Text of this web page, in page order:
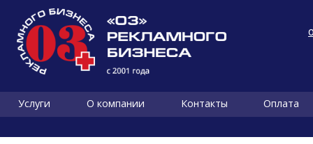
Услуги О компании Контакты Оплата